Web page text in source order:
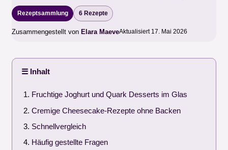
Rezeptsammlung 6 Rezepte
Zusammengestellt von Elara MaeveAktualisiert 17. Mai 2026
☰ Inhalt
Fruchtige Joghurt und Quark Desserts im Glas
Cremige Cheesecake-Rezepte ohne Backen
Schnellvergleich
Häufig gestellte Fragen